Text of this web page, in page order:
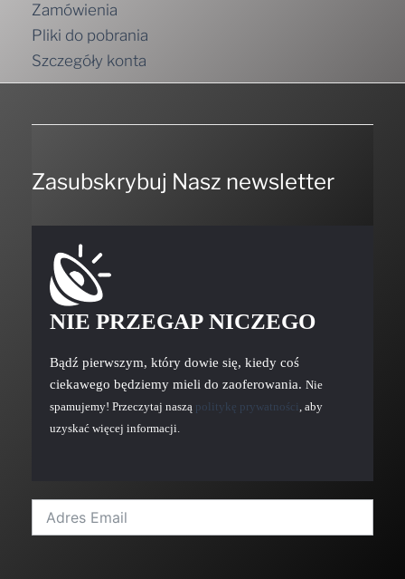
Zamówienia
Pliki do pobrania
Szczegóły konta
Zasubskrybuj Nasz newsletter
NIE PRZEGAP NICZEGO
Bądź pierwszym, który dowie się, kiedy coś
ciekawego będziemy mieli do zaoferowania. Nie
spamujemy! Przeczytaj naszą politykę prywatności, aby
uzyskać więcej informacji.